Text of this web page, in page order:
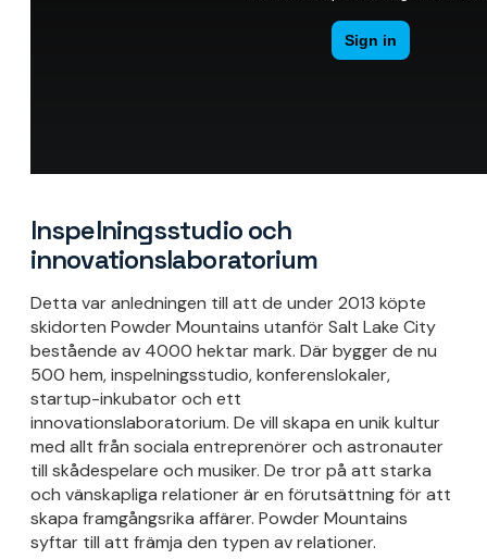
Inspelningsstudio och
innovationslaboratorium
Detta var anledningen till att de under 2013 köpte
skidorten Powder Mountains utanför Salt Lake City
bestående av 4000 hektar mark. Där bygger de nu
500 hem, inspelningsstudio, konferenslokaler,
startup-inkubator och ett
innovationslaboratorium. De vill skapa en unik kultur
med allt från sociala entreprenörer och astronauter
till skådespelare och musiker. De tror på att starka
och vänskapliga relationer är en förutsättning för att
skapa framgångsrika affärer. Powder Mountains
syftar till att främja den typen av relationer.